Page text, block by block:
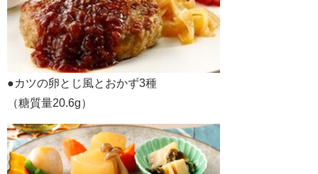
●カツの卵とじ風とおかず3種
（糖質量20.6g）